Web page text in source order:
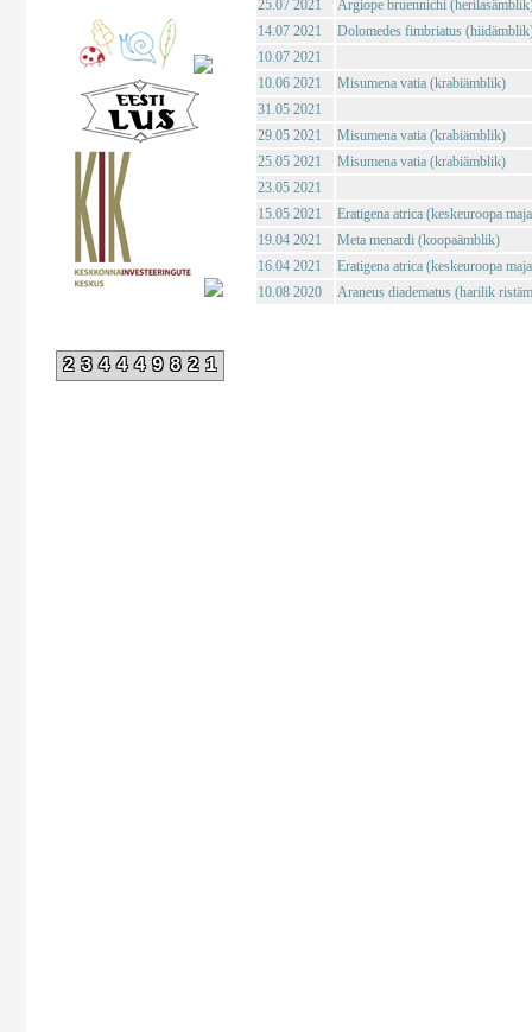
234449821
25.07 2021
Argiope bruennichi
14.07 2021
Dolomedes fimbriatus
10.07 2021
10.06 2021
Misumena vatia (krabiämblik)
31.05 2021
29.05 2021
Misumena vatia (krabiämblik)
25.05 2021
Misumena vatia (krabiämblik)
23.05 2021
15.05 2021
Eratigena atrica (keskeuroopa
19.04 2021
Meta menardi (koopaämblik)
16.04 2021
Eratigena atrica (keskeuroopa
10.08 2020
Araneus diadematus (harilik